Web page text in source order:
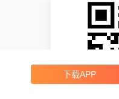
下载APP